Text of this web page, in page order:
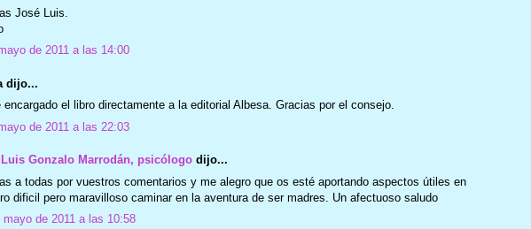
José Luis.
de 2011 a las 14:00
dijo...
encargado el libro directamente a la editorial Albesa. Gracias por el consejo.
de 2011 a las 22:03
Gonzalo Marrodán, psicólogodijo...
a todas por vuestros comentarios y me alegro que os esté aportando aspectos útiles en
dificil pero maravilloso caminar en la aventura de ser madres. Un afectuoso saludo
mayo de 2011 a las 10:58